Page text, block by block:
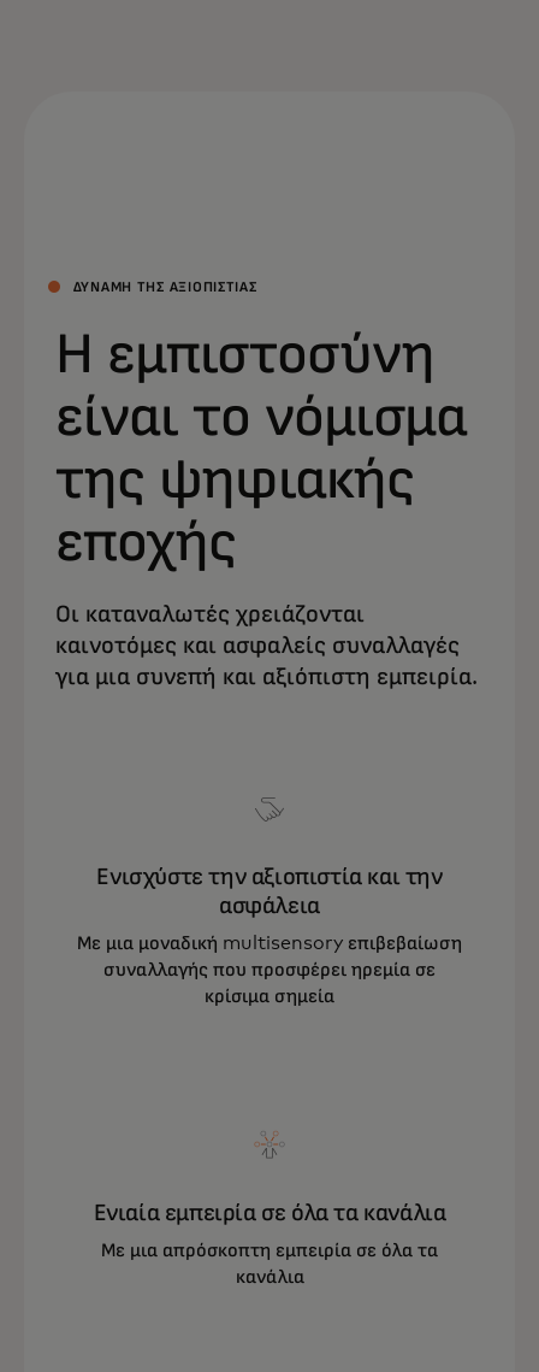
ΔΎΝΑΜΗ ΤΗΣ ΑΞΙΟΠΙΣΤΊΑΣ
Η εμπιστοσύνη
είναι το νόμισμα
της ψηφιακής
εποχής
Οι καταναλωτές χρειάζονται
καινοτόμες και ασφαλείς συναλλαγές
για μια συνεπή και αξιόπιστη εμπειρία.
Ενισχύστε την αξιοπιστία και την
ασφάλεια
Με μια μοναδική multisensory επιβεβαίωση
συναλλαγής που προσφέρει ηρεμία σε
κρίσιμα σημεία
Ενιαία εμπειρία σε όλα τα κανάλια
Με μια απρόσκοπτη εμπειρία σε όλα τα
κανάλια